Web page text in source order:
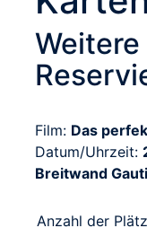
Film: Das
Datum/Uhrzeit:
Breitwand
Anzahl der